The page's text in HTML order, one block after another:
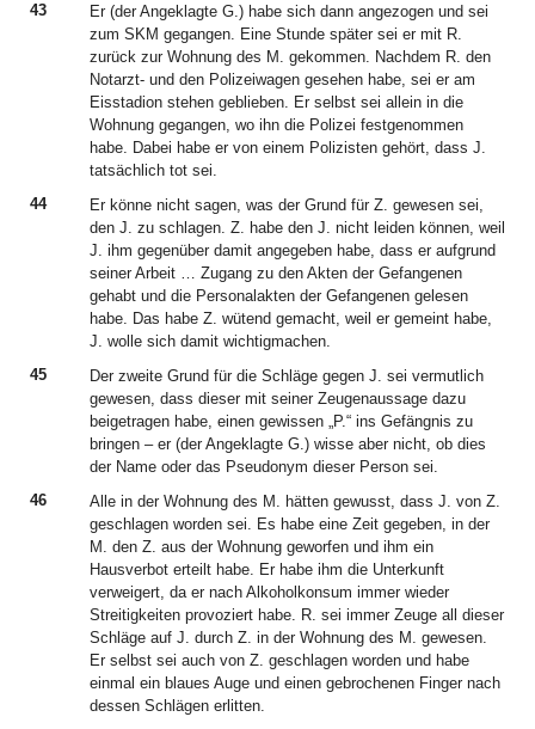
43
Er (der Angeklagte G.) habe sich dann angezogen und sei
zum SKM gegangen. Eine Stunde später sei er mit R.
zurück zur Wohnung des M. gekommen. Nachdem R. den
Notarzt- und den Polizeiwagen gesehen habe, sei er am
Eisstadion stehen geblieben. Er selbst sei allein in die
Wohnung gegangen, wo ihn die Polizei festgenommen
habe. Dabei habe er von einem Polizisten gehört, dass J.
tatsächlich tot sei.
44
Er könne nicht sagen, was der Grund für Z. gewesen sei,
den J. zu schlagen. Z. habe den J. nicht leiden können, weil
J. ihm gegenüber damit angegeben habe, dass er aufgrund
seiner Arbeit … Zugang zu den Akten der Gefangenen
gehabt und die Personalakten der Gefangenen gelesen
habe. Das habe Z. wütend gemacht, weil er gemeint habe,
J. wolle sich damit wichtigmachen.
45
Der zweite Grund für die Schläge gegen J. sei vermutlich
gewesen, dass dieser mit seiner Zeugenaussage dazu
beigetragen habe, einen gewissen „P.“ ins Gefängnis zu
bringen – er (der Angeklagte G.) wisse aber nicht, ob dies
der Name oder das Pseudonym dieser Person sei.
46
Alle in der Wohnung des M. hätten gewusst, dass J. von Z.
geschlagen worden sei. Es habe eine Zeit gegeben, in der
M. den Z. aus der Wohnung geworfen und ihm ein
Hausverbot erteilt habe. Er habe ihm die Unterkunft
verweigert, da er nach Alkoholkonsum immer wieder
Streitigkeiten provoziert habe. R. sei immer Zeuge all dieser
Schläge auf J. durch Z. in der Wohnung des M. gewesen.
Er selbst sei auch von Z. geschlagen worden und habe
einmal ein blaues Auge und einen gebrochenen Finger nach
dessen Schlägen erlitten.